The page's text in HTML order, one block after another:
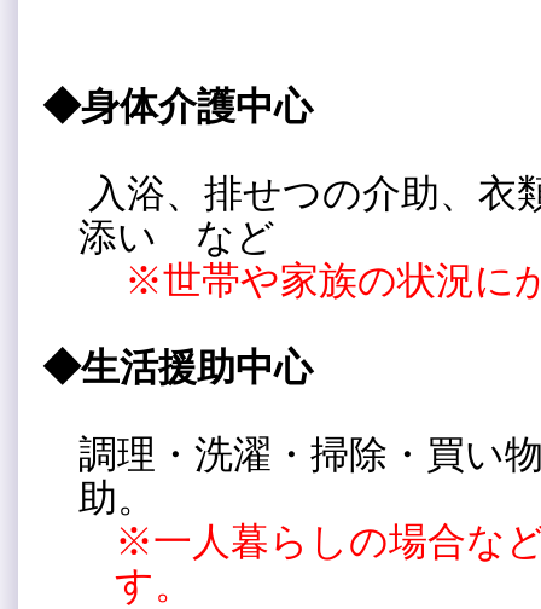
◆身体介護中心
入浴、排せつの介助、衣
添い など
※世帯や家族の状況に
◆生活援助中心
調理・洗濯・掃除・買い
助。
※一人暮らしの場合な
す。